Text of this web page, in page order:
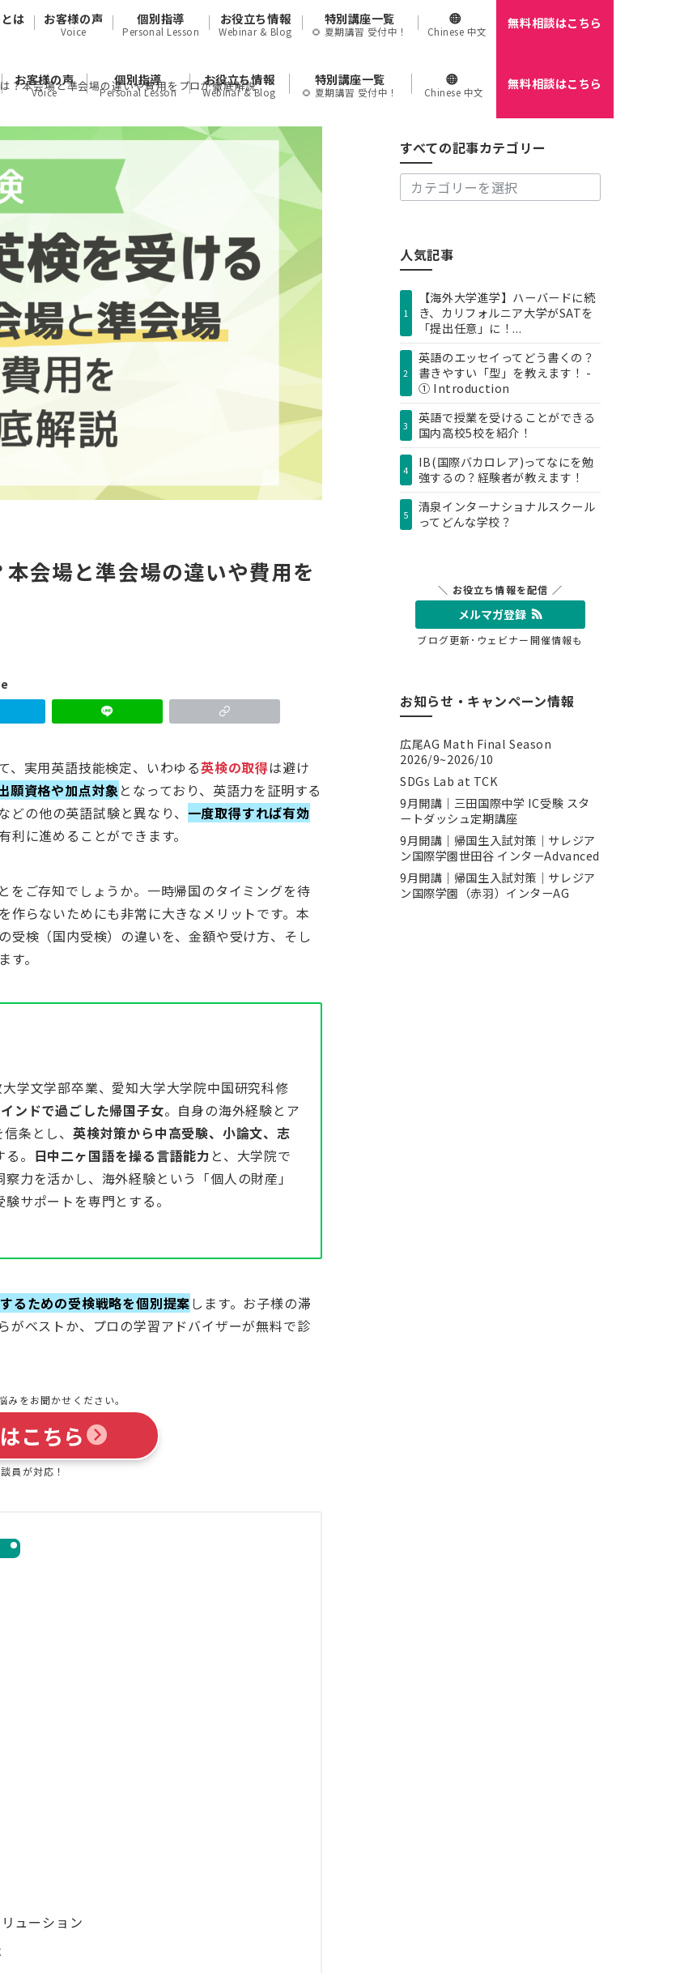
お客様の声
Voice
個別指導
Personal Lesson
お役立ち情報
Webinar & Blog
特別講座一覧
🌻 夏期講習 受付中！ Chinese 中文
無料相談はこちら
は お客様の声
Voice
個別指導
Personal Lesson
お役立ち情報
Webinar & Blog
特別講座一覧
🌻 夏期講習 受付中！ Chinese 中文
無料相談はこちら
？本会場と準会場の違いや費用をプロが徹底解説
会場と準会場の違いや費用を
、実用英語技能検定、いわゆる英検の取得は避け
願資格や加点対象となっており、英語力を証明する
の他の英語試験と異なり、 一度取得すれば有効
に進めることができます。
をご存知でしょうか。一時帰国のタイミングを待
作らないためにも非常に大きなメリットです。本
受検（国内受検）の違いを、金額や受け方、そし
。
大学文学部卒業、愛知大学大学院中国研究科修
ンドで過ごした帰国子女。自身の海外経験とア
条とし、 英検対策から中高受験、小論文、志
。 日中二ヶ国語を操る言語能力 と、大学院で
力を活かし、海外経験という「個人の財産」
サポートを専門とする。
るための受検戦略を個別提案します。お子様の滞
がベストか、プロの学習アドバイザーが無料で診
みをお聞かせください。
こちら
員が対応！
ューション
すべての記事カテゴリー
記
事
ー
人気記事
1
【海外大学進学】ハーバードに続
き、カリフォルニア大学がSATを
「提出任意」に！...
2
英語のエッセイってどう書くの？
書きやすい「型」を教えます！ -
① Introduction
3
英語で授業を受けることができる
国内高校5校を紹介！
4
IB(国際バカロレア)ってなにを勉
強するの？経験者が教えます！
5
清泉インターナショナルスクール
ってどんな学校？
＼ お役立ち情報を配信 ／
メルマガ登録
ブログ更新･ウェビナー開催情報も
お知らせ・キャンペーン情報
広尾AG Math Final Season
2026/9~2026/10
SDGs Lab at TCK
9月開講｜三田国際中学 IC受験 スタ
ートダッシュ定期講座
9月開講｜帰国生入試対策｜サレジア
ン国際学園世田谷 インターAdvanced
9月開講｜帰国生入試対策｜サレジア
ン国際学園（赤羽）インターAG